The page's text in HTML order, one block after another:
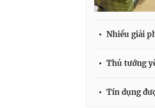
Nhiều giải
Thủ tướng
Tín dụng